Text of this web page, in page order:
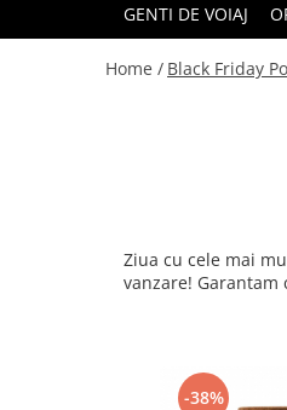
Genti multifunctionale mamici
GENTI DE VOIAJ
Home / Black Friday
Ziua cu cele mai
vanzare! Garantam
-38%